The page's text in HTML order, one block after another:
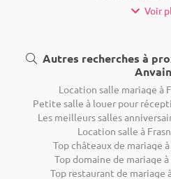
Voir
Autres recherches à
Location salle mariage à
Petite salle à louer pour
Les meilleurs salles
Location salle à
Top châteaux de mariage
Top domaine de mariage
Top restaurant de mariage